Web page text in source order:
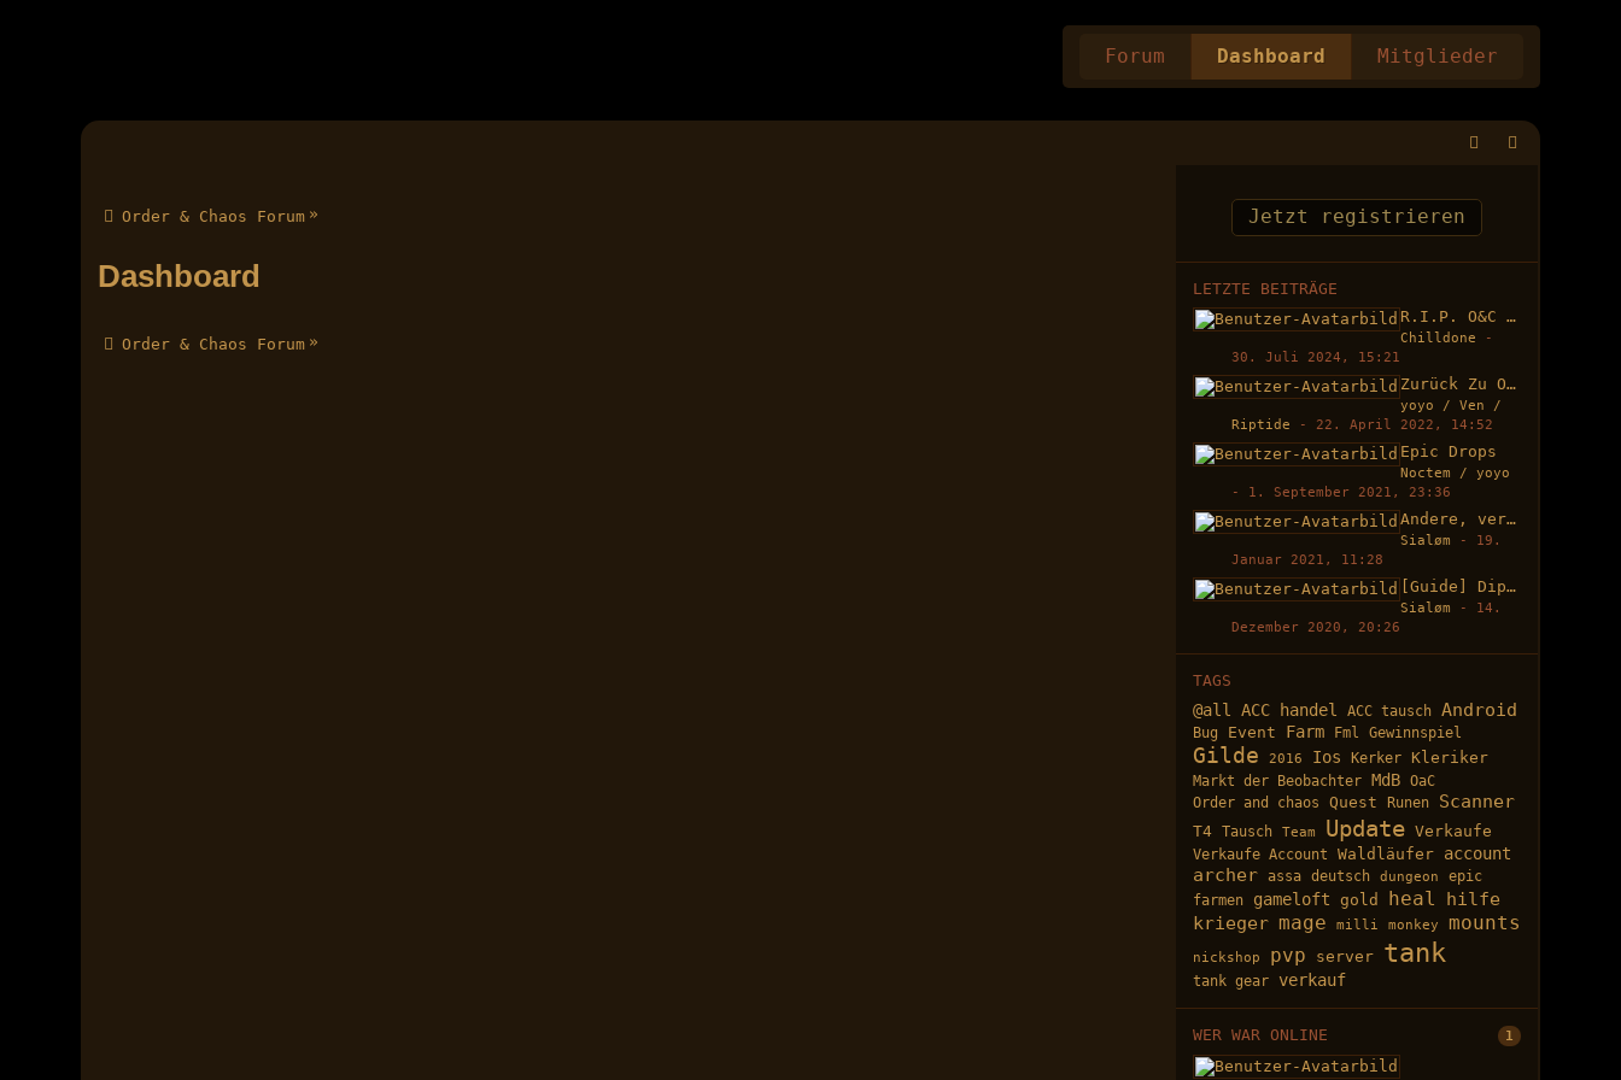
Forum Dashboard Mitglieder
Order & Chaos Forum »
Dashboard
Order & Chaos Forum »
Jetzt registrieren
LETZTE BEITRÄGE
R.I.P. O&C
Chilldone -
30. Juli 2024, 15:21
Zurück Zu Order and
yoyo / Ven /
Riptide -22. April 2022, 14:52
Epic Drops
Noctem / yoyo
- 1. September 2021, 23:36
Andere, vergleichbare
Sialøm - 19.
Januar 2021, 11:28
[Guide] Diplom
Sialøm - 14.
Dezember 2020, 20:26
TAGS
@all ACC handel ACC tausch Android
Bug Event Farm Fml Gewinnspiel
Gilde 2016 Ios Kerker Kleriker
Markt der Beobachter MdB OaC
Order and chaos
Quest Runen Scanner
T4 Tausch Team Update Verkaufe
Verkaufe Account Waldläufer account
archer assa deutsch dungeon
epic
farmen
gameloft gold heal hilfe
krieger mage milli monkey mounts
nickshop pvp server tank
tank gear verkauf
WER WAR ONLINE 1